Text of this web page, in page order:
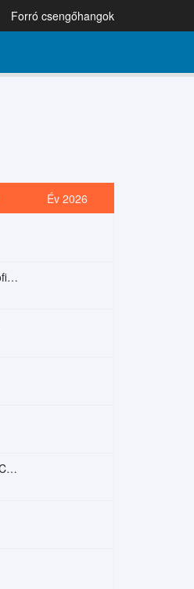
Forró csengőhangok
Év 2026
Le-Professionnel (Der Profi) – Chi Mai
Mindenki Táncol – Majka Curtis, Péter Majoros